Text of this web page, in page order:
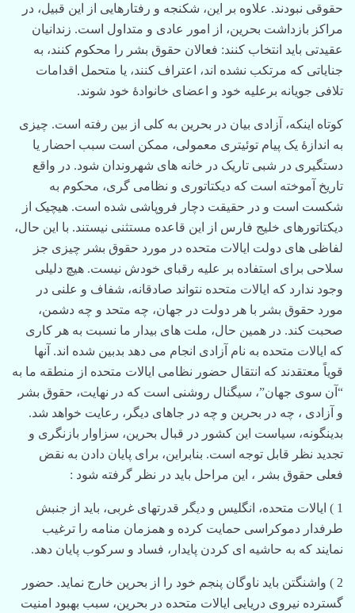
حقوقی نبودند. علاوه بر این، شکنجه و رفتارهایی از این قبیل، در
مراکز بازداشت بحرین، از امور عادی و متداول است. زندانیان
عقیدتی باید انتخاب کنند: فعالان حقوق بشر را محکوم کنند، به
جنایاتی که مرتکب نشده اند، اعتراف کنند، یا متحمل اقدامات
تلافی جویانه برعلیه خود و اعضای خانوادۀ خود شوند.
کوتاه اینکه، آزادی بیان در بحرین به کلی از بین رفته است. چیزی
به اندازۀ یک پیام توئیتری معمولی، ممکن است سبب احضار یا
دستگیری در شبی تاریک در خانه های شهروندان شود. در واقع
تاریخ آموخته است که دیکتاتوری و نظامی گری، محکوم به
شکست است و در حقیقت دچار فروپاشی شده است. هیچیک از
دیکتاتورهای خلیج فارس از این قاعده مستثنی نیستند. با این حال،
لفاظی های دولت ایالات متحده در مورد حقوق بشر چیزی جز
سلاحی برای استفاده بر علیه رقبای خودش نیست. هیچ دلیلی
وجود ندارد که ایالات متحده نتواند صادقانه، شفاف و علنی در
مورد حقوق بشر با هر دولت در جهان، چه متحد و چه دشمن،
صحبت کند. در همین حال، ملت های بیدار ما نسبت به هر کاری
که ایالات متحده به نام آزادی انجام می دهد بدبین شده اند. آنها
قویاً معتقدند که انتقال حضور نظامی ایالات متحده از منطقه ما به
“آن سوی جهان”، سیگنال روشنی است که در نهایت، حقوق بشر
و آزادی ، چه در بحرین و چه در جاهای دیگر، رعایت خواهد شد.
بدینگونه، سیاست این کشور در قبال بحرین، سزاوار بازنگری و
تجدید نظر قابل توجه است. بنابراین، برای پایان دادن به نقض
فعلی حقوق بشر ، این مراحل باید در نظر گرفته شود :
1 ) ایالات متحده، انگلیس و دیگر قدرتهای غربی، باید از جنبش
طرفدار دموکراسی حمایت کرده و همزمان منامه را ترغیب
نمایند که به حاشیه ای کردن پایدار، فساد و سرکوب پایان دهد.
2 ) واشنگتن باید ناوگان پنجم خود را از بحرین خارج نماید. حضور
گسترده نیروی دریایی ایالات متحده در بحرین، سبب بهبود امنیت